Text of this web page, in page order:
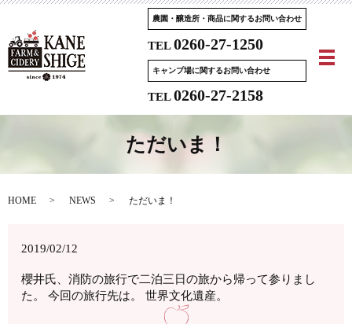
農園・醸造所・商品に関するお問い合わせ
TEL0260-27-1250
キャンプ場に関するお問い合わせ
TEL0260-27-2158
メ
ただいま！
HOME NEWS ただいま！
2019/02/12
櫻井氏、消防の旅行で二泊三日の旅から帰って参りまし
た。 今回の旅行先は。 世界文化遺産。